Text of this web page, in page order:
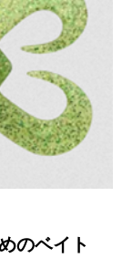
のベイト